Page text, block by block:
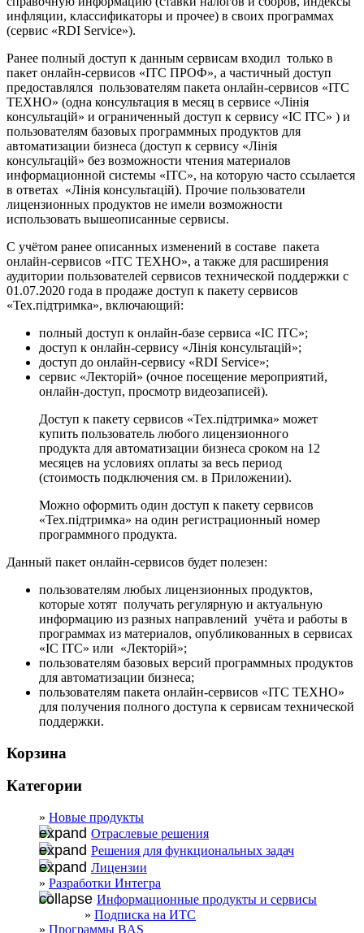
инфляции, классификаторы и прочее) в своих программах
(сервис «RDI Service»).
Ранее полный доступ к данным сервисам входил только в
пакет онлайн-сервисов «ІТС ПРОФ», а частичный доступ
предоставлялся пользователям пакета онлайн-сервисов «ІТС
ТЕХНО» (одна консультация в месяц в сервисе «Лінія
консультацій» и ограниченный доступ к сервису «ІС ІТС» ) и
пользователям базовых программных продуктов для
автоматизации бизнеса (доступ к сервису «Лінія
консультацій» без возможности чтения материалов
информационной системы «ІТС», на которую часто ссылается
в ответах «Лінія консультацій). Прочие пользователи
лицензионных продуктов не имели возможности
использовать вышеописанные сервисы.
С учётом ранее описанных изменений в составе пакета
онлайн-сервисов «ІТС ТЕХНО», а также для расширения
аудитории пользователей сервисов технической поддержки с
01.07.2020 года в продаже доступ к пакету сервисов
«Тех.підтримка», включающий:
полный доступ к онлайн-базе сервиса «ІС ІТС»;
доступ к онлайн-сервису «Лінія консультацій»;
доступ до онлайн-сервису «RDI Service»;
сервис «Лекторій» (очное посещение мероприятий,
онлайн-доступ, просмотр видеозаписей).
Доступ к пакету сервисов «Тех.підтримка» может
купить пользователь любого лицензионного
продукта для автоматизации бизнеса сроком на 12
месяцев на условиях оплаты за весь период
(стоимость подключения см. в Приложении).
Можно оформить один доступ к пакету сервисов
«Тех.підтримка» на один регистрационный номер
программного продукта.
Данный пакет онлайн-сервисов будет полезен:
пользователям любых лицензионных продуктов,
которые хотят получать регулярную и актуальную
информацию из разных направлений учёта и работы в
программах из материалов, опубликованных в сервисах
«ІС ІТС» или «Лекторій»;
пользователям базовых версий программных продуктов
для автоматизации бизнеса;
пользователям пакета онлайн-сервисов «ІТС ТЕХНО»
для получения полного доступа к сервисам технической
поддержки.
Корзина
Категории
Новые продукты
Отраслевые решения
Решения для функциональных задач
Лицензии
Разработки Интегра
Информационные продукты и сервисы
Подписка на ИТС
Программы BAS